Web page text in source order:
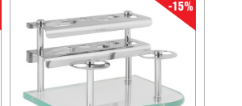
-15%